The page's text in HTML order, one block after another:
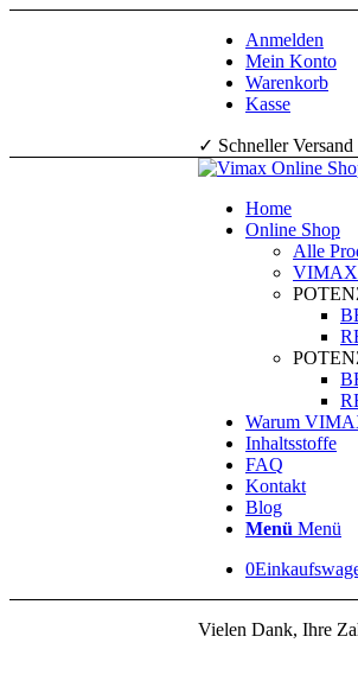
Anmelden
Mein Konto
Warenkorb
Kasse
✓ Schneller
Home
Online Shop
Alle
VIMAX
Warum
Inhaltsstoffe
FAQ
Kontakt
Blog
Menü Menü
0
Vielen Dank, Ihre